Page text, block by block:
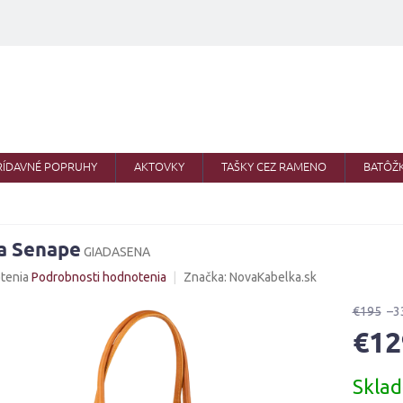
POPRUHY AKTOVKY TAŠKY CEZ RAMENO
Senape GIADASENA
Podrobnosti hodnotenia Značka: NovaKabelka.sk
€195
cena: